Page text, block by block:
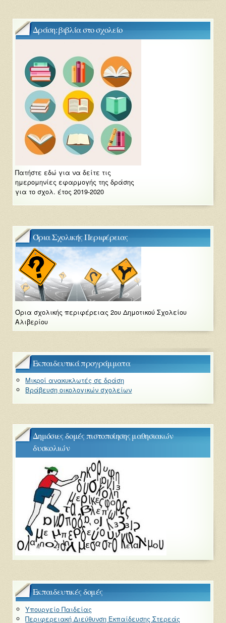
Δράση: βιβλία στο σχολείο
Πατήστε εδώ για να δείτε τις
ημερομηνίες εφαρμογής της δράσης
για το σχολ. έτος 2019-2020
Όρια Σχολικής Περιφέρειας
Όρια σχολικής περιφέρειας 2ου Δημοτικού Σχολείου
Αλιβερίου
Εκπαιδευτικά προγράμματα
Μικροί ανακυκλωτές σε δράση
Βράβευση οικολογικών σχολείων
Δημόσιες δομές πιστοποίησης μαθησιακών
δυσκολιών
Εκπαιδευτικές δομές
Υπουργείο Παιδείας
Περιφερειακή Διεύθυνση Εκπαίδευσης Στερεάς